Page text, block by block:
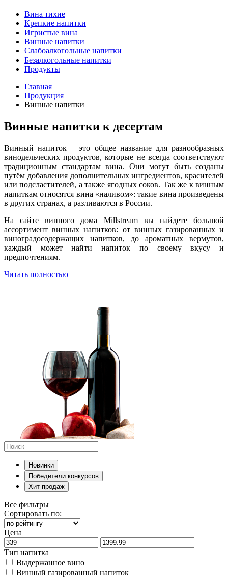
Вина тихие
Крепкие напитки
Игристые вина
Винные напитки
Слабоалкогольные напитки
Безалкогольные напитки
Продукты
Главная
Продукция
Винные напитки
Винные напитки к десертам
Винный напиток – это общее название для разнообразных
винодельческих продуктов, которые не всегда соответствуют
традиционным стандартам вина. Они могут быть созданы
путём добавления дополнительных ингредиентов, красителей
или подсластителей, а также ягодных соков. Так же к винным
напиткам относятся вина «наливом»: такие вина произведены
в других странах, а разливаются в России.
На сайте винного дома Millstream вы найдете большой
ассортимент винных напитков: от винных газированных и
виноградосодержащих напитков, до ароматных вермутов,
каждый может найти напиток по своему вкусу и
предпочтениям.
Читать полностью
Новинки
Победители конкурсов
Хит продаж
Все фильтры
Сортировать по:
Цена
Тип напитка
Выдержанное вино
Винный газированный напиток